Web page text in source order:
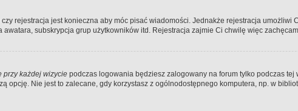
rejestracja jest konieczna aby móc pisać wiadomości. Jednakże rejestracja
awatara, subskrypcja grup użytkowników itd. Rejestracja zajmie Ci chwilę więc
przy każdej wizycie podczas logowania będziesz zalogowany na forum tylko podczas
opcję. Nie jest to zalecane, gdy korzystasz z ogólnodostępnego komputera, np. w